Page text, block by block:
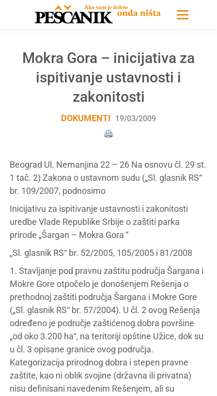
Mokra Gora – inicijativa za
ispitivanje ustavnosti i
zakonitosti
DOKUMENTI 19/03/2009
Beograd Ul. Nemanjina 22 – 26 Na osnovu čl. 29 st.
1 tač. 2) Zakona o ustavnom sudu („Sl. glasnik RS“
br. 109/2007, podnosimo
Inicijativu za ispitivanje ustavnosti i zakonitosti
uredbe Vlade Republike Srbije o zaštiti parka
prirode „Šargan – Mokra Gora“
„Sl. glasnik RS“ br. 52/2005, 105/2005 i 81/2008
1. Stavljanje pod pravnu zaštitu područja Šargana i
Mokre Gore otpočelo je donošenjem Rešenja o
prethodnoj zaštiti područja Šargana i Mokre Gore
(„Sl. glasnik RS“ br. 57/2004). U čl. 2 ovog Rešenja
određeno je područje zaštićenog dobra površine
„od oko 3.200 ha“, na teritoriji opštine Užice, dok su
u čl. 3 opisane granice ovog područja.
Kategorizacija prirodnog dobra i stepen pravne
zaštite, kao ni oblik svojine (državna ili privatna)
nisu definisani navedenim Rešenjem, ali su